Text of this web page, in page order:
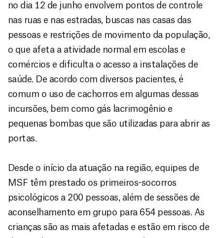
no dia 12 de junho envolvem pontos de controle
nas ruas e nas estradas, buscas nas casas das
pessoas e restrições de movimento da população,
o que afeta a atividade normal em escolas e
comércios e dificulta o acesso a instalações de
saúde. De acordo com diversos pacientes, é
comum o uso de cachorros em algumas dessas
incursões, bem como gás lacrimogênio e
pequenas bombas que são utilizadas para abrir as
portas.
Desde o início da atuação na região, equipes de
MSF têm prestado os primeiros-socorros
psicológicos a 200 pessoas, além de sessões de
aconselhamento em grupo para 654 pessoas. As
crianças são as mais afetadas e estão em risco de